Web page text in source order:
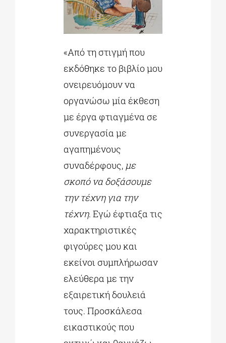
«Από τη στιγμή που
εκδόθηκε το βιβλίο μου
ονειρευόμουν να
οργανώσω μία έκθεση
με έργα φτιαγμένα σε
συνεργασία με
αγαπημένους
συναδέρφους, με
σκοπό να δοξάσουμε
την τέχνη για την
τέχνη. Εγώ έφτιαξα τις
χαρακτηριστικές
φιγούρες μου και
εκείνοι συμπλήρωσαν
ελεύθερα με την
εξαιρετική δουλειά
τους. Προσκάλεσα
εικαστικούς που